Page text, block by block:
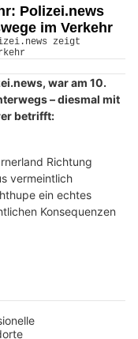
Polizei.news
im Verkehr
war am 10.
– diesmal mit
betrifft:
Richtung
vermeintlich
ein echtes
Konsequenzen